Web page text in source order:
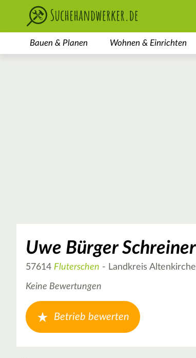
Bauen & Planen Wohnen & Einrichten
Uwe Bürger
57614 Fluterschen - Landkreis
Keine Bewertungen
Betrieb bewerten